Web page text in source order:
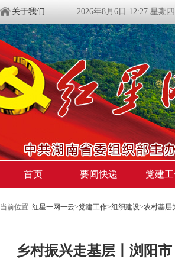
关于我们 2026年8月6日 12:27 星期四
首页 要闻快递 党建
当前位置: 红星一网一云>党建工作>组织建设>农村基层
乡村振兴走基层丨浏阳